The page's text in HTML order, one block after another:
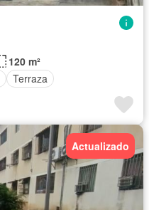
120 m²
Terraza
Actualizado